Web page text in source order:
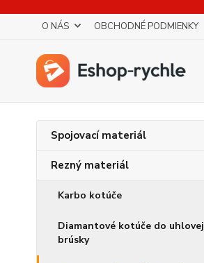
O NÁS OBCHODNÉ PODMIENKY
Spojovací materiál
Rezný materiál
Karbo kotúče
Diamantové kotúče do uhlovej
brúsky